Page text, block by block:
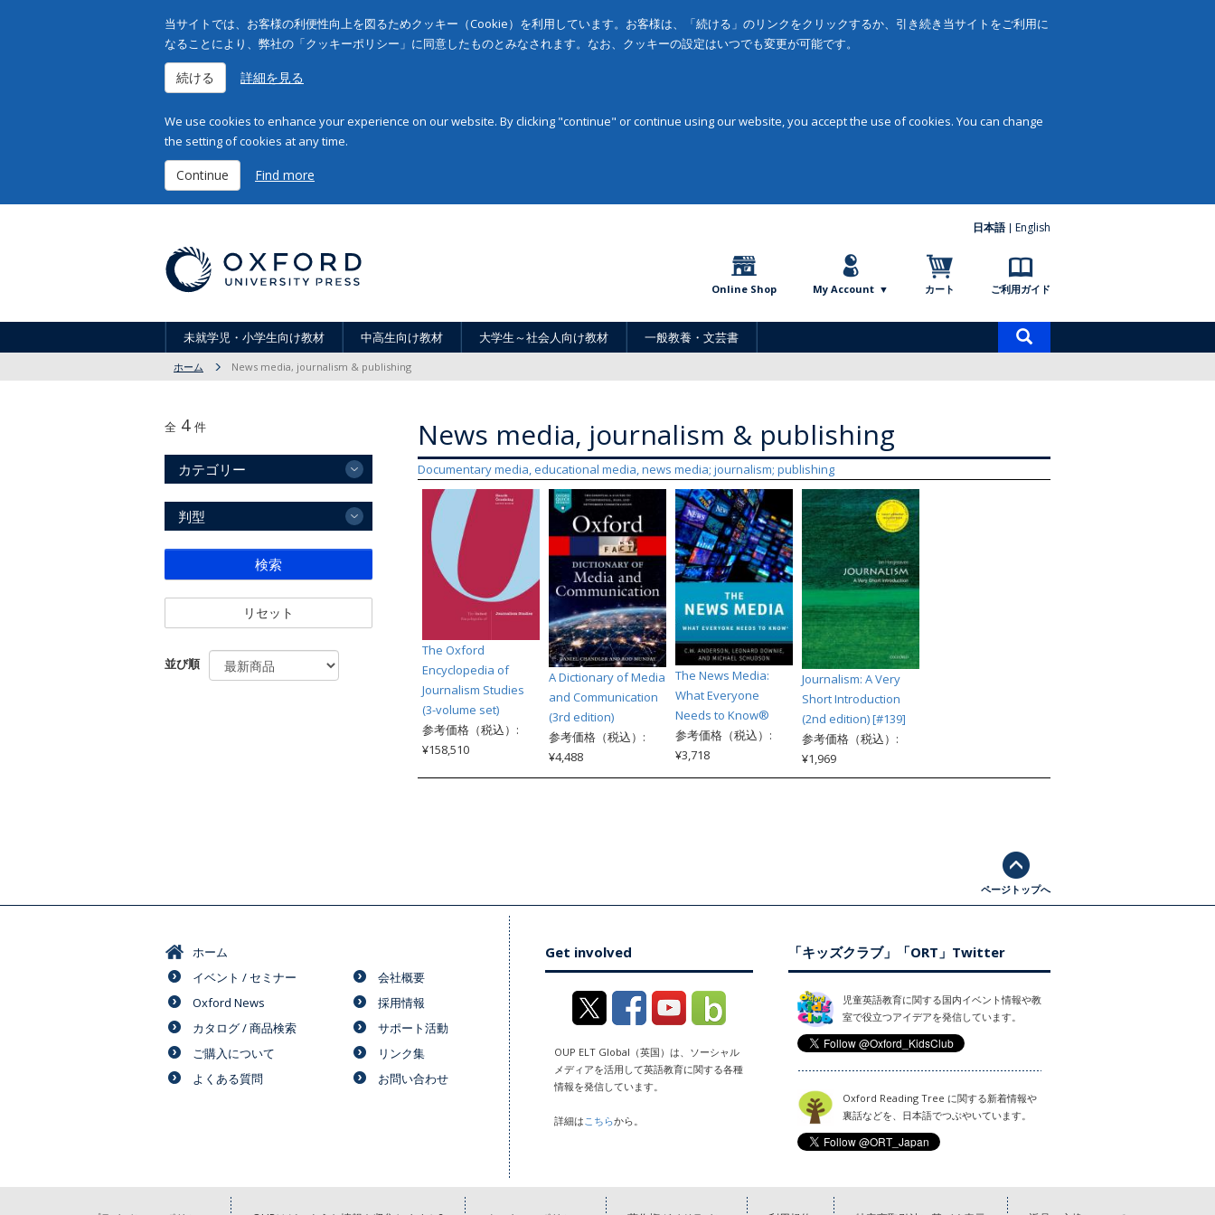
当サイトでは、お客様の利便性向上を図るためクッキー（Cookie）を利用しています。お客様は、「続ける」のリンクをクリックするか、引き続き当サイトをご利用に
なることにより、弊社の「クッキーポリシー」に同意したものとみなされます。なお、クッキーの設定はいつでも変更が可能です。
続ける 詳細を見る
We use cookies to enhance your experience on our website. By clicking "continue" or continue using our website, you accept the use of cookies. You can change
the setting of cookies at any time.
Continue Find more
日本語 English
Online Shop My Account カート ご利用ガイド
未就学児・小学生向け教材 中高生向け教材 大学生～社会人向け教材 一般教養・文芸書
ホーム News media, journalism & publishing
News media, journalism & publishing
Documentary media, educational media, news media; journalism; publishing
The Oxford
Encyclopedia of
Journalism Studies
(3-volume set)
参考価格（税込）:
¥158,510
A Dictionary of Media
and Communication
(3rd edition)
参考価格（税込）:
¥4,488
The News Media:
What Everyone
Needs to Know®
参考価格（税込）:
¥3,718
Journalism: A Very
Short Introduction
(2nd edition) [#139]
参考価格（税込）:
¥1,969
全 4 件
カテゴリー
判型
検索
リセット
並び順
ページトップへ
ホーム
イベント / セミナー
Oxford News
カタログ / 商品検索
ご購入について
よくある質問
会社概要
採用情報
サポート活動
リンク集
お問い合わせ
Get involved
OUP ELT Global（英国）は、ソーシャル
メディアを活用して英語教育に関する各種
情報を発信しています。
詳細は こちらから。
「キッズクラブ」「ORT」Twitter
児童英語教育に関する国内イベント情報や教
室で役立つアイデアを発信しています。
Oxford Reading Tree に関する新着情報や
裏話などを、日本語でつぶやいています。